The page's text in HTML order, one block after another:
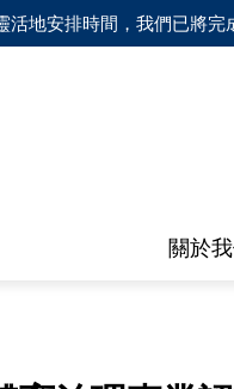
地安排時間，我們已將完
關於